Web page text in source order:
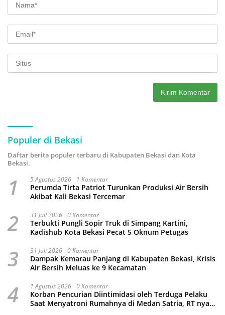
Populer di Bekasi
Daftar berita populer terbaru di Kabupaten Bekasi dan Kota
Bekasi.
1 5 Agustus 2026 1 Komentar
Perumda Tirta Patriot Turunkan Produksi Air Bersih
Akibat Kali Bekasi Tercemar
2 31 Juli 2026 0 Komentar
Terbukti Pungli Sopir Truk di Simpang Kartini,
Kadishub Kota Bekasi Pecat 5 Oknum Petugas
3 31 Juli 2026 0 Komentar
Dampak Kemarau Panjang di Kabupaten Bekasi, Krisis
Air Bersih Meluas ke 9 Kecamatan
4 1 Agustus 2026 0 Komentar
Korban Pencurian Diintimidasi oleh Terduga Pelaku
Saat Menyatroni Rumahnya di Medan Satria, RT nya